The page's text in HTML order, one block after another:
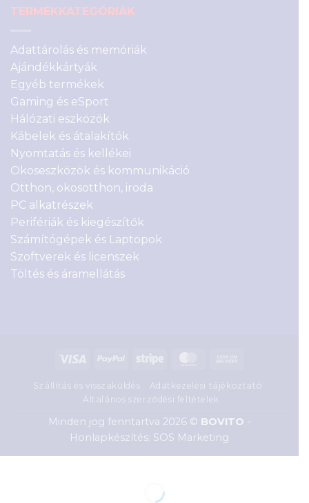
TERMÉKKATEGÓRIÁK
Adattárolás és memóriák
Ajándékkártyák
Egyéb termékek
Gaming és eSport
Hálózati eszközök
Kábelek és átalakítók
Nyomtatás és kellékei
Okoseszközök és kommunikáció
Otthon, okosotthon, iroda
PC alkatrészek
Perifériák és kiegészítők
Számítógépek és Laptopok
Szoftverek és licenszek
Töltés és áramellátás
Visa PayPal Stripe MasterCard
Delivery
Szállítás és visszaküldés
Adatkezelési tájékoztató
Általános szerződési feltételek
Minden jog fenntartva 2026 © BOVITO -
Honlapkészítés: SOS Marketing